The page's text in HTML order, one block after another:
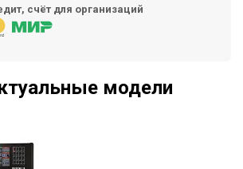
счёт для организаций
модели